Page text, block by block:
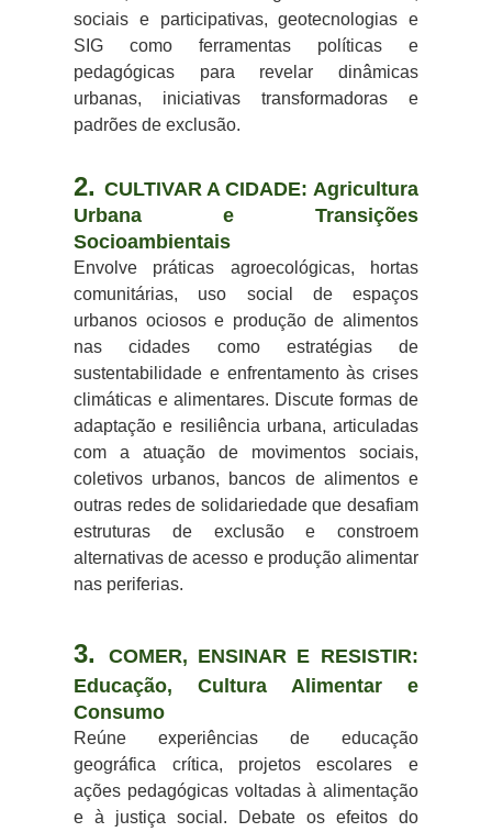
sociais e participativas, geotecnologias e
SIG como ferramentas políticas e
pedagógicas para revelar dinâmicas
urbanas, iniciativas transformadoras e
padrões de exclusão.
2. CULTIVAR A CIDADE: Agricultura
Urbana e Transições
Socioambientais
Envolve práticas agroecológicas, hortas
comunitárias, uso social de espaços
urbanos ociosos e produção de alimentos
nas cidades como estratégias de
sustentabilidade e enfrentamento às crises
climáticas e alimentares. Discute formas de
adaptação e resiliência urbana, articuladas
com a atuação de movimentos sociais,
coletivos urbanos, bancos de alimentos e
outras redes de solidariedade que desafiam
estruturas de exclusão e constroem
alternativas de acesso e produção alimentar
nas periferias.
3.
COMER, ENSINAR E RESISTIR:
Educação, Cultura Alimentar e
Consumo
Reúne experiências de educação
geográfica crítica, projetos escolares e
ações pedagógicas voltadas à alimentação
e à justiça social. Debate os efeitos do